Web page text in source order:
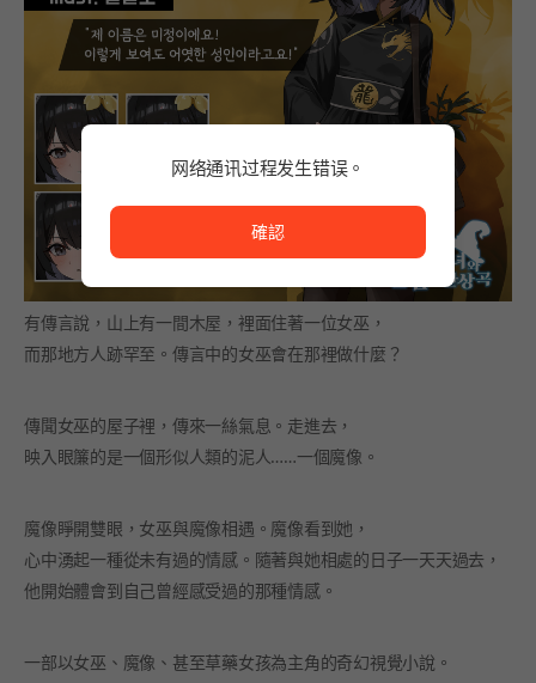
有傳言說，山上有一間木屋，裡面住著一位女巫，
而那地方人跡罕至。傳言中的女巫會在那裡做什麼？
傳聞女巫的屋子裡，傳來一絲氣息。走進去，
映入眼簾的是一個形似人類的泥人……一個魔像。
魔像睜開雙眼，女巫與魔像相遇。魔像看到她，
心中湧起一種從未有過的情感。隨著與她相處的日子一天天過去，
他開始體會到自己曾經感受過的那種情感。
一部以女巫、魔像、甚至草藥女孩為主角的奇幻視覺小說。
网络通讯过程发生错误。
確認